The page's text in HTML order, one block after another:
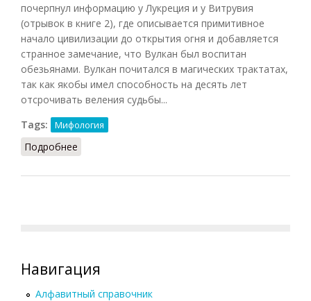
почерпнул информацию у Лукреция и у Витрувия
(отрывок в книге 2), где описывается примитивное
начало цивилизации до открытия огня и добавляется
странное замечание, что Вулкан был воспитан
обезьянами. Вулкан почитался в магических трактатах,
так как якобы имел способность на десять лет
отсрочивать веления судьбы...
Tags:
Мифология
Подробнее
Навигация
Алфавитный справочник